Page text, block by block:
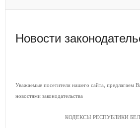
Новости
Уважаемые посетители нашего сайта, предлагаем
новостями законодательства
КОДЕКСЫ РЕСПУБЛИКИ